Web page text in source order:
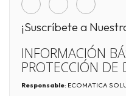
¡Suscríbete a
INFORMACIÓN
PROTECCIÓN DE
Responsable: ECOMATICA